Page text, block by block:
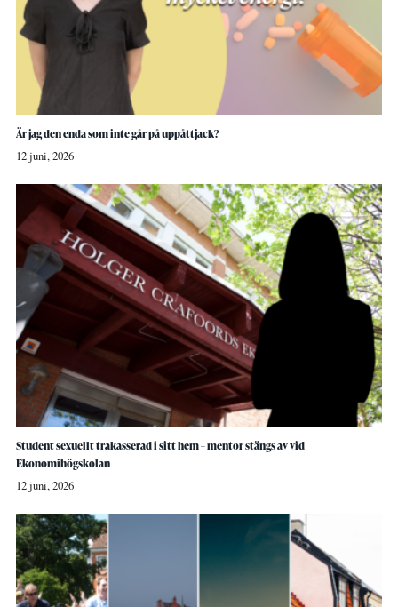
Är jag den enda som inte går på uppåttjack?
12 juni, 2026
Student sexuellt trakasserad i sitt hem – mentor stängs av vid
Ekonomihögskolan
12 juni, 2026